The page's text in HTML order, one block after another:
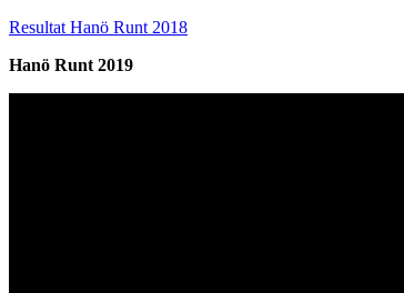
Resultat Hanö Runt 2018
Hanö Runt 2019